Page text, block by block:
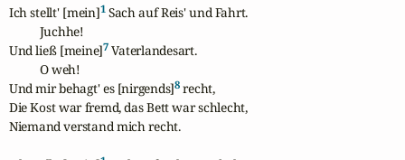
Ich stellt' [mein]1 Sach auf Reis' und Fahrt.
          Juchhe!
Und ließ [meine]7 Vaterlandesart.
          O weh!
Und mir behagt' es [nirgends]8 recht,
Die Kost war fremd, das Bett war schlecht,
Niemand verstand mich recht.